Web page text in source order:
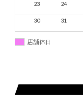
23 24
30 31
店舗休日